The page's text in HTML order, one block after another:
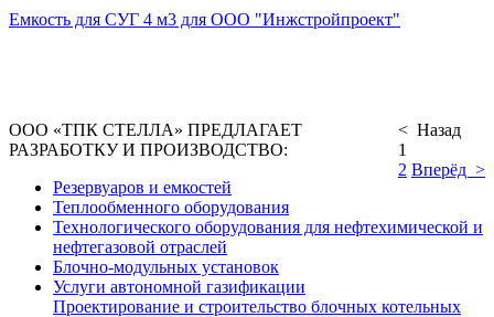
Емкость для СУГ 4 м3 для ООО "Инжстройпроект"
< Назад
1
2 Вперёд >
ООО «ТПК СТЕЛЛА» ПРЕДЛАГАЕТ
РАЗРАБОТКУ И ПРОИЗВОДСТВО:
Резервуаров и емкостей
Теплообменного оборудования
Технологического оборудования для нефтехимической и
нефтегазовой отраслей
Блочно-модульных установок
Услуги автономной газификации
Проектирование и строительство блочных котельных